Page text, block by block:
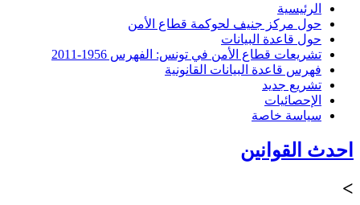
الرئيسية
حول مركز جنيف لحوكمة قطاع الأمن
حول قاعدة البيانات
تشريعات قطاع الأمن في تونس: الفهرس 1956-2011
فهرس قاعدة البيانات القانونية
تشريع جديد
الإحصائيات
سياسة خاصة
احدث القوانين
>